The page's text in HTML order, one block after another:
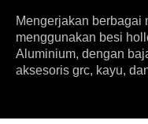
Mengerjakan berbagai
menggunakan besi
Aluminium, dengan
aksesoris grc, kayu,